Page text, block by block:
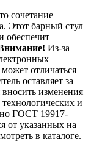
сочетание
Этот барный стул
обеспечит
Из-за
отличаться
оставляет за
изменения
и
ГОСТ 19917-
от указанных на
в каталоге.